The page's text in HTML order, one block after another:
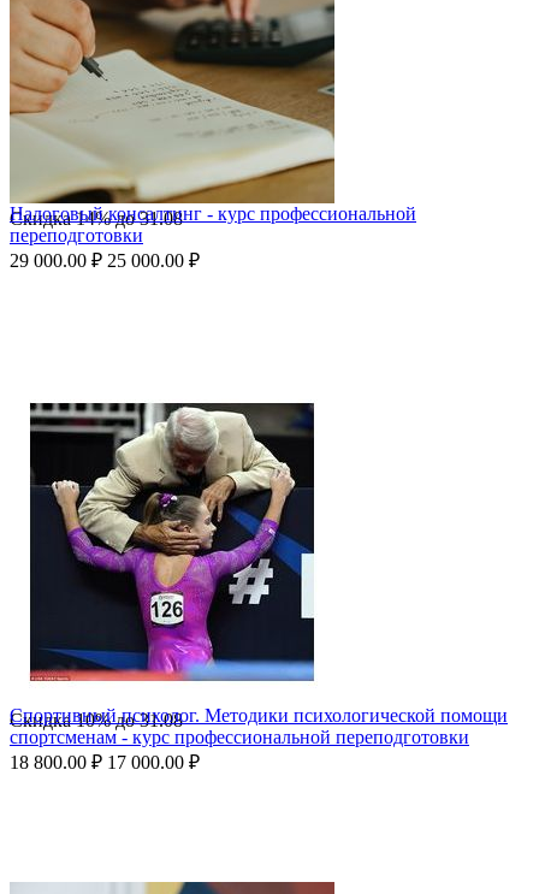
Скидка14%до31.08
Налоговый консалтинг - курс профессиональной
переподготовки
29 000.00 ₽ 25 000.00 ₽
Скидка10%до31.08
Спортивный психолог. Методики психологической помощи
спортсменам - курс профессиональной переподготовки
18 800.00 ₽ 17 000.00 ₽